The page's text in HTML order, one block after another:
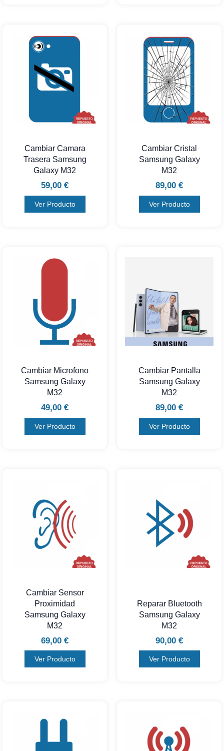
Cambiar Camara
Trasera Samsung
Galaxy M32
59,00 €
Ver Producto
Cambiar Cristal
Samsung Galaxy
M32
89,00 €
Ver Producto
Cambiar Microfono
Samsung Galaxy
M32
49,00 €
Ver Producto
Cambiar Pantalla
Samsung Galaxy
M32
89,00 €
Ver Producto
Cambiar Sensor
Proximidad
Samsung Galaxy
M32
69,00 €
Ver Producto
Reparar Bluetooth
Samsung Galaxy
M32
90,00 €
Ver Producto